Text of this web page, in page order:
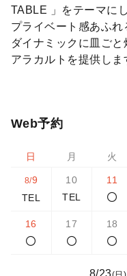
TABLE 」をテーマに
プライベート感あふ
ダイナミックに皿ご
アラカルトを提供しま
Web予約
日 月 火
8/9
TEL
10
TEL
11
16 17 18
8/23